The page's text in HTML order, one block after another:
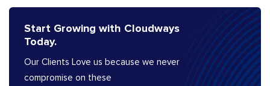
Start Growing with Cloudways
Today.
Our Clients Love us because we never
compromise on these